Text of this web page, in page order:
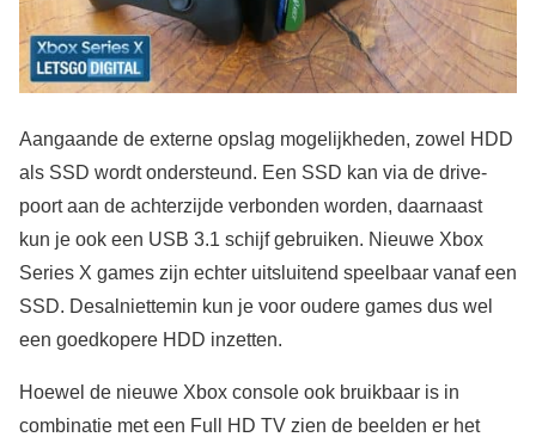
Aangaande de externe opslag mogelijkheden, zowel HDD
als SSD wordt ondersteund. Een SSD kan via de drive-
poort aan de achterzijde verbonden worden, daarnaast
kun je ook een USB 3.1 schijf gebruiken. Nieuwe Xbox
Series X games zijn echter uitsluitend speelbaar vanaf een
SSD. Desalniettemin kun je voor oudere games dus wel
een goedkopere HDD inzetten.
Hoewel de nieuwe Xbox console ook bruikbaar is in
combinatie met een Full HD TV zien de beelden er het